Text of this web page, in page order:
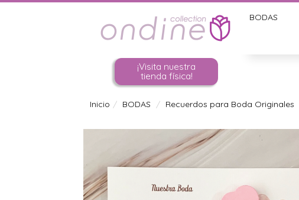
BODAS
¡Visita nuestra
tienda física!
Inicio BODAS Recuerdos para Boda Originales